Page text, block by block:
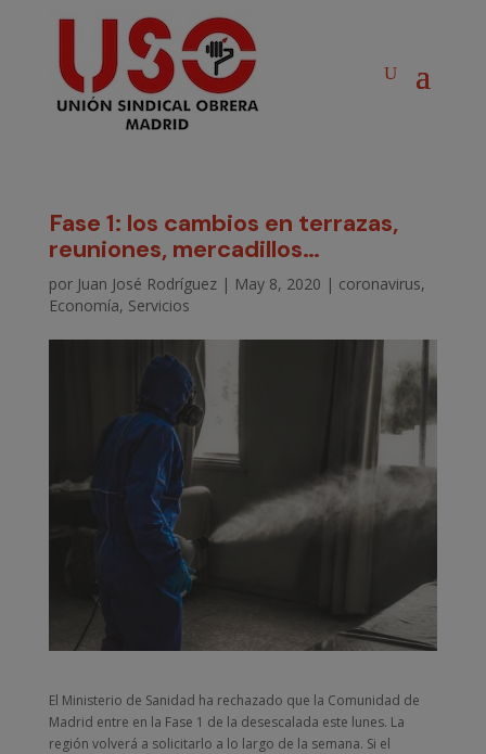
Fase 1: los cambios en terrazas,
reuniones, mercadillos…
por Juan José Rodríguez| May 8, 2020 | coronavirus,
Economía, Servicios
El Ministerio de Sanidad ha rechazado que la Comunidad de
Madrid entre en la Fase 1 de la desescalada este lunes. La
región volverá a solicitarlo a lo largo de la semana. Si el